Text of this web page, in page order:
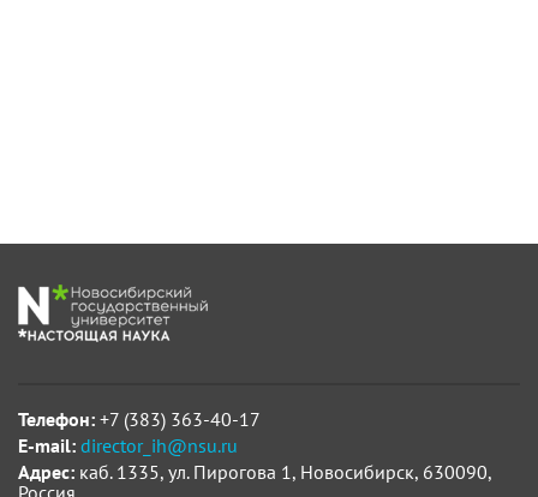
Телефон: +7 (383) 363-40-17
E-mail: director_ih@nsu.ru
Адрес: каб. 1335, ул. Пирогова 1, Новосибирск, 630090,
Россия